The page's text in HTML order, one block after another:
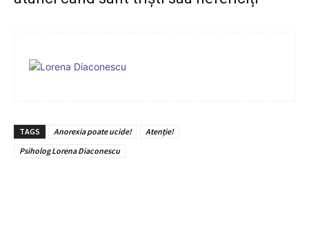
TAGS Anorexia poate ucide!
Atenție!
Psiholog Lorena Diaconescu